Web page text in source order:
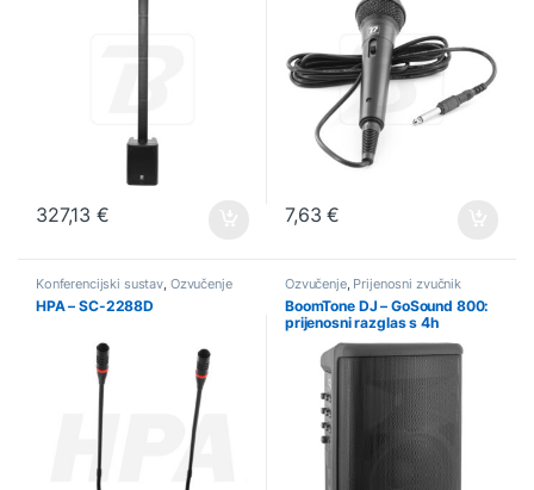
327,13€ 7,63€
Konferencijski sustav, Ozvučenje
HPA – SC-2288D
Ozvučenje, Prijenosni zvučnik
BoomTone DJ – GoSound 800:
prijenosni razglas s 4h
baterijom